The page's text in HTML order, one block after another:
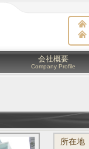
会社概要
Company Profile
所在地